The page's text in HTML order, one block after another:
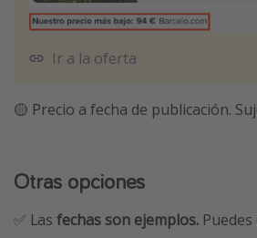
Ir a la oferta
🟡 Precio a fecha de publicación.
Otras opciones
✅ Las fechas son ejemplos.